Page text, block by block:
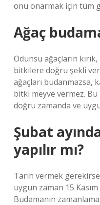
onu onarmak için tüm
Ağaç
Odunsu ağaçların
bitkilere doğru şekli
ağaçları budanmazsa,
bitki meyve vermez. Bu
doğru zamanda ve
Şubat
yapılır mı?
Tarih vermek
uygun zaman 15
Budamanın